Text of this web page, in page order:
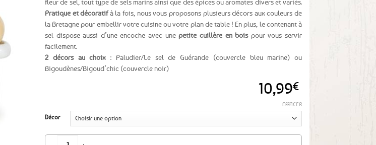
Ajouter
favoris
fleur de sel, tout type de sels marins ainsi que des épices ou aromates divers et variés.
Pratique et décoratifà la fois, nous vous proposons plusieurs décors aux couleurs de
la Bretagne pour embellir votre cuisine ou votre plan de table ! En plus, le contenant à
sel dispose aussi d’une encoche avec unepetite cuillère en boispour vous servir
facilement.
2 décors au choix : Paludier/Le sel de Guérande (couvercle bleu marine) ou
Bigoudènes/Bigoud’chic (couvercle noir)
10,99€
Décor
EFFACER
quantité de Pot à sel de Guérande et épices hermétique à clip - 2 décors au choix